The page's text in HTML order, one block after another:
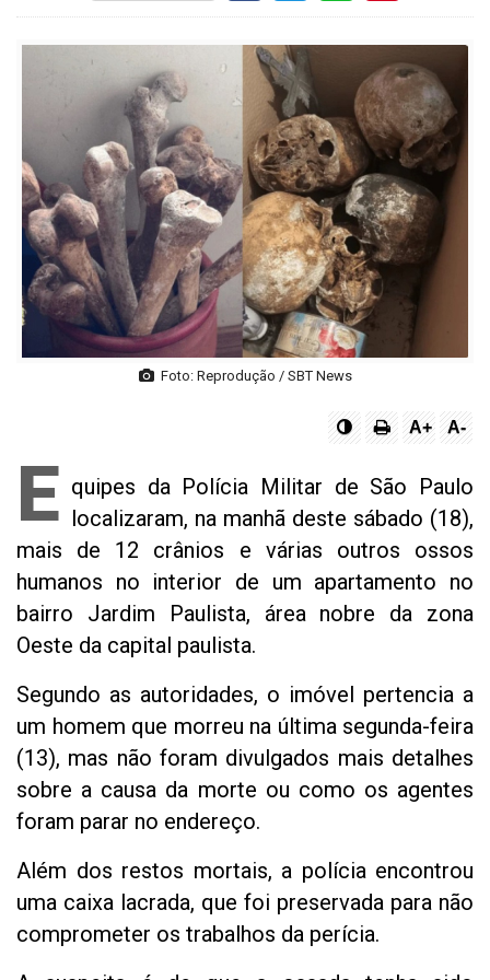
Foto: Reprodução / SBT News
A+ A-
E quipes da Polícia Militar de São Paulo
localizaram, na manhã deste sábado (18),
mais de 12 crânios e várias outros ossos
humanos no interior de um apartamento no
bairro Jardim Paulista, área nobre da zona
Oeste da capital paulista.
Segundo as autoridades, o imóvel pertencia a
um homem que morreu na última segunda-feira
(13), mas não foram divulgados mais detalhes
sobre a causa da morte ou como os agentes
foram parar no endereço.
Além dos restos mortais, a polícia encontrou
uma caixa lacrada, que foi preservada para não
comprometer os trabalhos da perícia.